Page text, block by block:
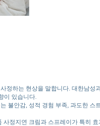
정하는 현상을 말합니다. 대한남성
이 있습니다.
불안감, 성적 경험 부족, 과도한 스
정지연 크림과 스프레이가 특히